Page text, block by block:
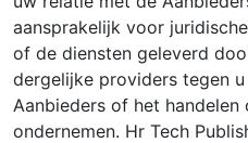
aansprakelijk voor
of de diensten geleverd
dergelijke providers tegen
Aanbieders of het
ondernemen. Hr Tech